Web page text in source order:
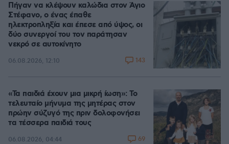
Πήγαν να κλέψουν καλώδια στον Άγιο
Στέφανο, ο ένας έπαθε
ηλεκτροπληξία και έπεσε από ύψος, οι
δύο συνεργοί του τον παράτησαν
νεκρό σε αυτοκίνητο
06.08.2026, 12:10 143
«Τα παιδιά έχουν μια μικρή ίωση»: Το
τελευταίο μήνυμα της μητέρας στον
πρώην σύζυγό της πριν δολοφονήσει
τα τέσσερα παιδιά τους
06.08.2026, 04:44 69